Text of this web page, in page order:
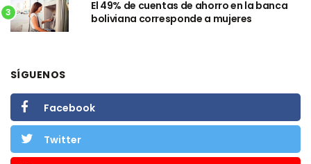
3
El 49% de cuentas de ahorro en la banca
boliviana corresponde a mujeres
SÍGUENOS
Facebook
Twitter